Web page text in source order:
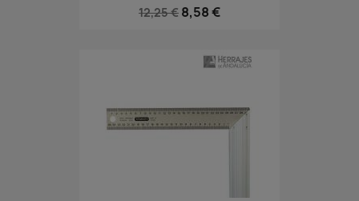
12,25 € 8,58 €